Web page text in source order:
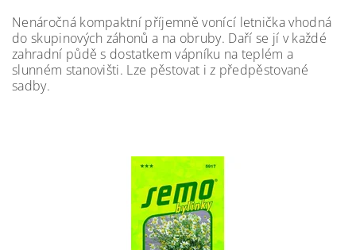
Nenáročná kompaktní příjemně vonící letnička vhodná
do skupinových záhonů a na obruby. Daří se jí v každé
zahradní půdě s dostatkem vápníku na teplém a
slunném stanovišti. Lze pěstovat i z předpěstované
sadby.